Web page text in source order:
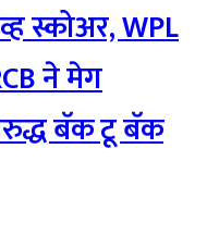
स्कोअर, WPL
ने मेग
बॅक टू बॅक